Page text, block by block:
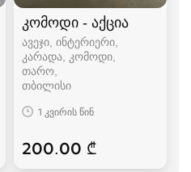
კომოდი - აქცია
ავეჯი, ინტერიერი,
კარადა, კომოდი,
თარო
თბილისი
1 კვირის წინ
200.00 ₾